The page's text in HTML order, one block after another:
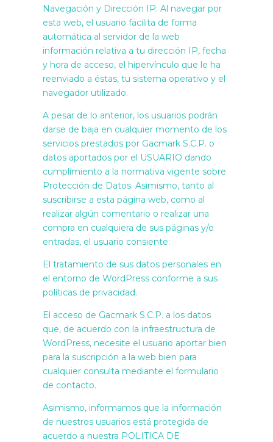
Navegación y Dirección IP: Al navegar por
esta web, el usuario facilita de forma
automática al servidor de la web
información relativa a tu dirección IP, fecha
y hora de acceso, el hipervínculo que le ha
reenviado a éstas, tu sistema operativo y el
navegador utilizado.
A pesar de lo anterior, los usuarios podrán
darse de baja en cualquier momento de los
servicios prestados por Gacmark S.C.P. o
datos aportados por el USUARIO dando
cumplimiento a la normativa vigente sobre
Protección de Datos. Asimismo, tanto al
suscribirse a esta página web, como al
realizar algún comentario o realizar una
compra en cualquiera de sus páginas y/o
entradas, el usuario consiente:
El tratamiento de sus datos personales en
el entorno de WordPress conforme a sus
políticas de privacidad.
El acceso de Gacmark S.C.P. a los datos
que, de acuerdo con la infraestructura de
WordPress, necesite el usuario aportar bien
para la suscripción a la web bien para
cualquier consulta mediante el formulario
de contacto.
Asimismo, informamos que la información
de nuestros usuarios está protegida de
acuerdo a nuestra POLITICA DE